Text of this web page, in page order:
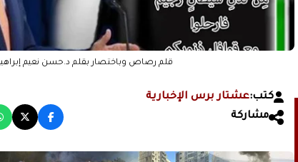
قلم رصاص وباختصار بقلم د.حسن نعيم إبراهيم
كتب:عشتار برس الإخبارية
مشاركة